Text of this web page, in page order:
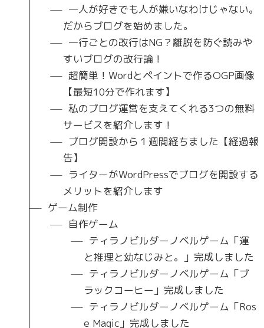
一人が好きでも人が嫌いなわけじゃない。
だからブログを始めました。
一行ごとの改行はNG？離脱を防ぐ読みや
すいブログの改行論！
超簡単！Wordとペイントで作るOGP画像
【最短10分で作れます】
私のブログ運営を支えてくれる3つの無料
サービスを紹介します！
ブログ開設から１週間経ちました【経過報
告】
ライターがWordPressでブログを開設する
メリットを紹介します
ゲーム制作
自作ゲーム
ティラノビルダーノベルゲーム「運
と推理と幼なじみと。」完成しました
ティラノビルダーノベルゲーム「ブ
ラックコーヒー」完成しました
ティラノビルダーノベルゲーム「Ros
e Magic」完成しました